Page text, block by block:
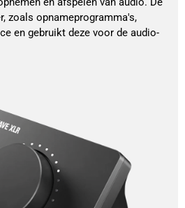
zoals opnameprogramma's,
en gebruikt deze voor de audio-